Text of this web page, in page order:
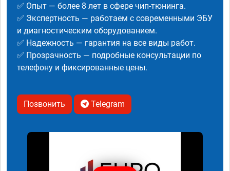
✅ Опыт — более 8 лет в сфере чип-тюнинга.
✅ Экспертность — работаем с современными ЭБУ
и диагностическим оборудованием.
✅ Надежность — гарантия на все виды работ.
✅ Прозрачность — подробные консультации по
телефону и фиксированные цены.
Позвонить Telegram